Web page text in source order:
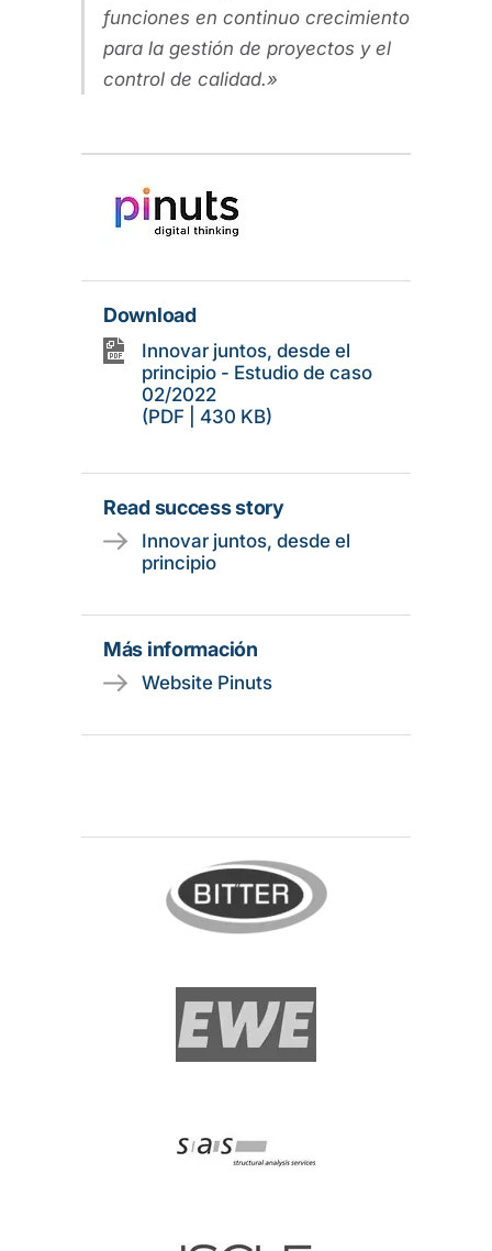
funciones en continuo crecimiento
para la gestión de proyectos y el
control de calidad.
Download
Innovar juntos, desde el
principio - Estudio de caso
02/2022
(PDF | 430 KB)
Read success story
Innovar juntos, desde el
principio
Más información
Website Pinuts